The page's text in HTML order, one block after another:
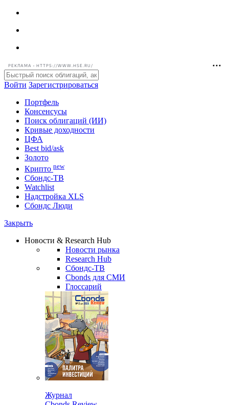
РЕКЛАМА • HTTPS://WWW.HSE.RU/
Войти Зарегистрироваться
Портфель
Консенсусы
Поиск облигаций (ИИ)
Кривые доходности
ЦФА
Best bid/ask
Золото
Крипто new
Сбондс-ТВ
Watchlist
Надстройка XLS
Сбондс Люди
Закрыть
Новости & Research Hub
Новости рынка
Research Hub
Сбондс-ТВ
Cbonds для СМИ
Глоссарий
Журнал